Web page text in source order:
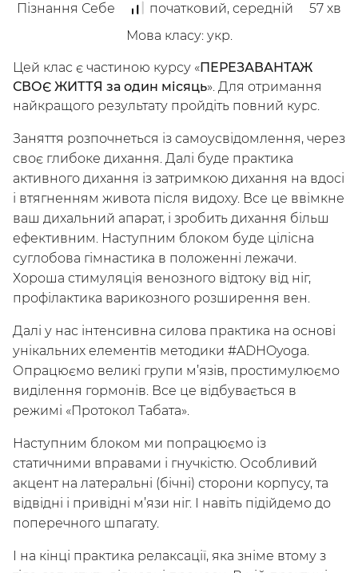
Досліджуй
Класи
Курси Плейлисти
Інструктори
Мій кабінет / Зареєструйся
Пізнання Себе початковий, середній 57 хв
Мова класу: укр.
Цей клас є частиною курсу «ПЕРЕЗАВАНТАЖ
СВОЄ ЖИТТЯ за один місяць». Для отримання
найкращого результату пройдіть повний курс.
Заняття розпочнеться із самоусвідомлення, через
своє глибоке дихання. Далі буде практика
активного дихання із затримкою дихання на вдосі
і втягненням живота після видоху. Все це ввімкне
ваш дихальний апарат, і зробить дихання більш
ефективним. Наступним блоком буде цілісна
суглобова гімнастика в положенні лежачи.
Хороша стимуляція венозного відтоку від ніг,
профілактика варикозного розширення вен.
Далі у нас інтенсивна силова практика на основі
унікальних елементів методики #ADHOyoga.
Опрацюємо великі групи м’язів, простимулюємо
виділення гормонів. Все це відбувається в
режимі «Протокол Табата».
Наступним блоком ми попрацюємо із
статичними вправами і гнучкістю. Особливий
акцент на латеральні (бічні) сторони корпусу, та
відвідні і привідні м’язи ніг. І навіть підійдемо до
поперечного шпагату.
І на кінці практика релаксації, яка зніме втому з